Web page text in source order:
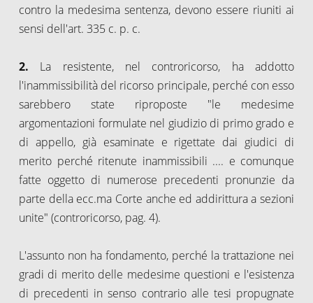
contro la medesima sentenza, devono essere riuniti ai
sensi dell'art. 335 c. p. c.
2. La resistente, nel controricorso, ha addotto
l'inammissibilità del ricorso principale, perché con esso
sarebbero state riproposte "le medesime
argomentazioni formulate nel giudizio di primo grado e
di appello, già esaminate e rigettate dai giudici di
merito perché ritenute inammissibili .... e comunque
fatte oggetto di numerose precedenti pronunzie da
parte della ecc.ma Corte anche ed addirittura a sezioni
unite" (controricorso, pag. 4).
L'assunto non ha fondamento, perché la trattazione nei
gradi di merito delle medesime questioni e l'esistenza
di precedenti in senso contrario alle tesi propugnate